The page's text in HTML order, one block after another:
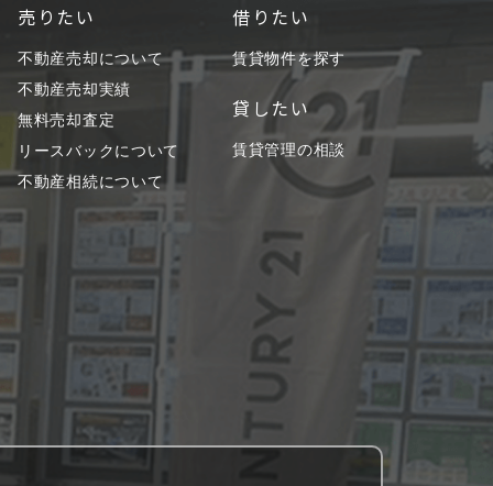
売りたい
不動産売却について
不動産売却実績
無料売却査定
リースバックについて
不動産相続について
借りたい
賃貸物件を探す
貸したい
賃貸管理の相談